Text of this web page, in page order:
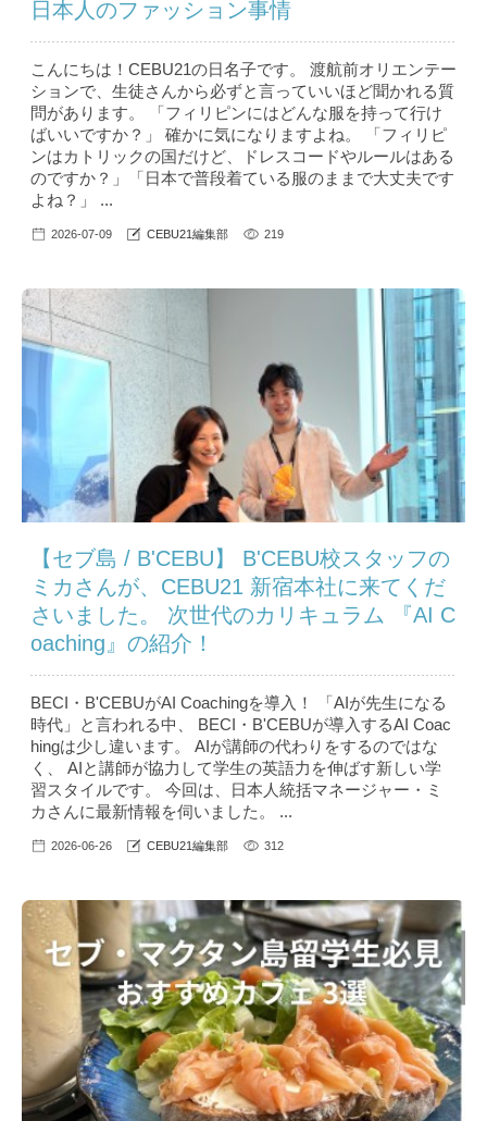
日本人のファッション事情
こんにちは！CEBU21の日名子です。 渡航前オリエンテー
ションで、生徒さんから必ずと言っていいほど聞かれる質
問があります。 「フィリピンにはどんな服を持って行け
ばいいですか？」 確かに気になりますよね。 「フィリピ
ンはカトリックの国だけど、ドレスコードやルールはある
のですか？」「日本で普段着ている服のままで大丈夫です
よね？」 ...
2026-07-09 CEBU21編集部 219
【セブ島 / B'CEBU】 B'CEBU校スタッフの
ミカさんが、CEBU21 新宿本社に来てくだ
さいました。 次世代のカリキュラム 『AI C
oaching』の紹介！
BECI・B'CEBUがAI Coachingを導入！ 「AIが先生になる
時代」と言われる中、 BECI・B'CEBUが導入するAI Coac
hingは少し違います。 AIが講師の代わりをするのではな
く、 AIと講師が協力して学生の英語力を伸ばす新しい学
習スタイルです。 今回は、日本人統括マネージャー・ミ
カさんに最新情報を伺いました。 ...
2026-06-26 CEBU21編集部 312